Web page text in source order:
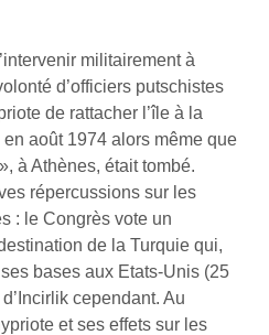
militairement à
d’officiers putschistes
de rattacher l’île à la
en août 1974 alors même que
à Athènes, était tombé.
répercussions sur les
: le Congrès vote un
de la Turquie qui,
bases aux Etats-Unis (25
cependant. Au
et ses effets sur les